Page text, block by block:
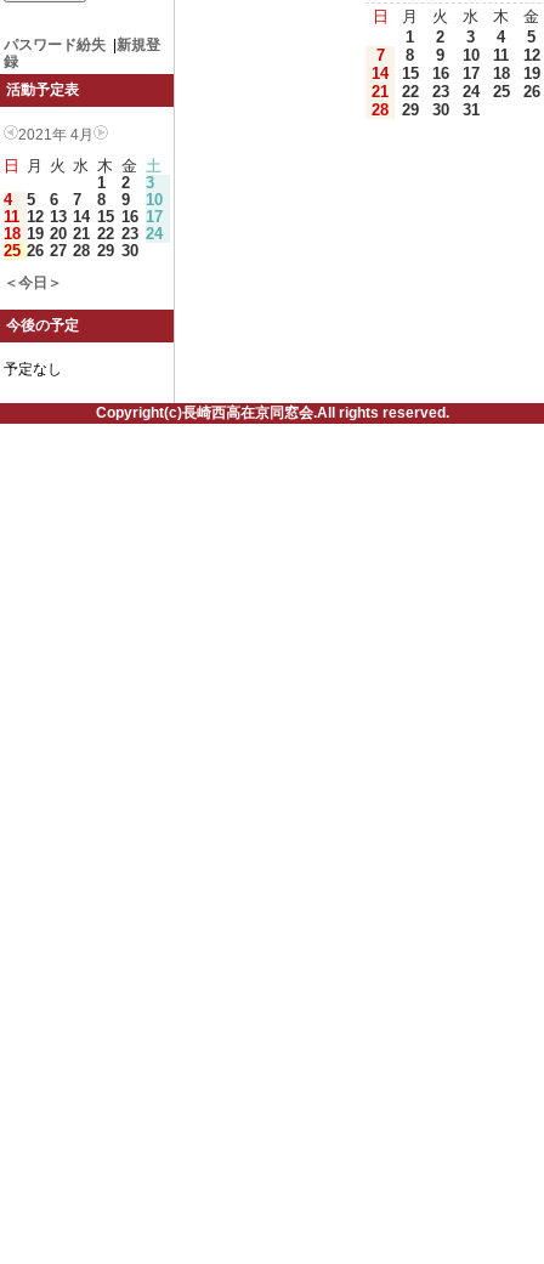
パスワード紛失
新規登
録
活動予定表
2021年 4月
日 月 火 水 木 金 土
1
2
3
4
5 6 7 8 9
10
11 12 13 14 15 16 17
18 19 20 21 22 23 24
25 26 27 28 29 30
＜今日＞
今後の予定
予定なし
日
月 火 水 木
金
1
2 3 4
5
7
8 9 10 11
12
14
15 16 17 18
19
21
22 23 24 25
26
28
29 30 31
Copyright(c)長崎西高在京同窓会.All rights reserved.